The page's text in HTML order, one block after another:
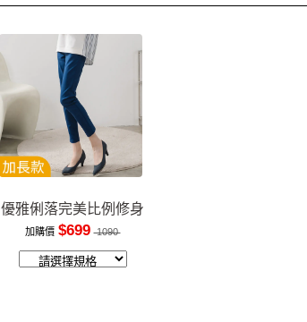
優雅俐落完美比例修身
長褲
加購價 $699 1090